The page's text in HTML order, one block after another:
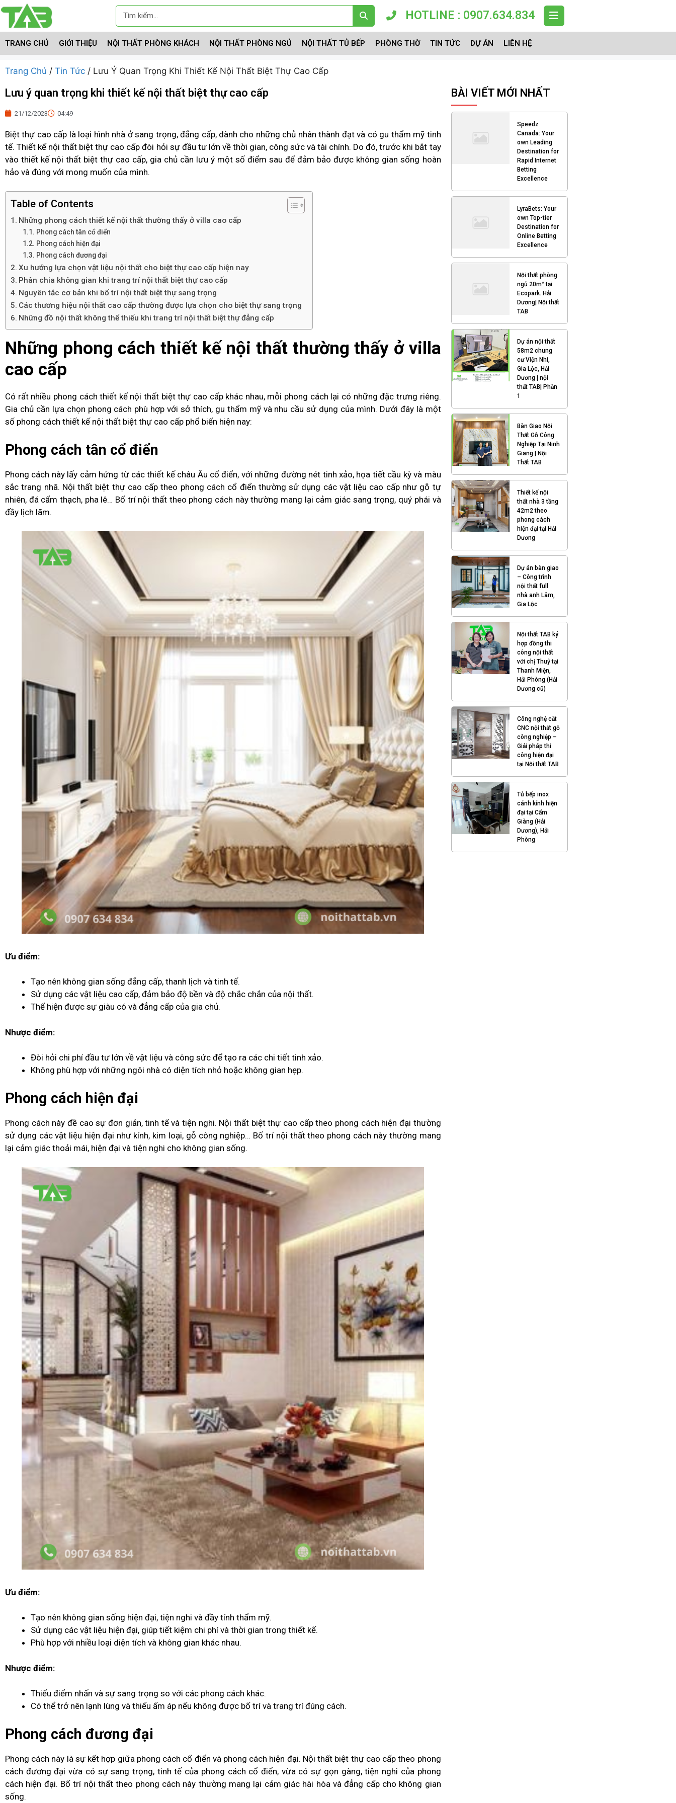
HOTLINE : 0907.634.834
TRANG CHỦ GIỚI THIỆU NỘI THẤT PHÒNG KHÁCH NỘI THẤT PHÒNG NGỦ NỘI THẤT TỦ BẾP PHÒNG THỜ TIN TỨC DỰ ÁN LIÊN HỆ
Trang Chủ / Tin Tức / Lưu Ý Quan Trọng Khi Thiết Kế Nội Thất Biệt Thự Cao Cấp
Lưu ý quan trọng khi thiết kế nội thất biệt thự cao cấp
21/12/2023 04:49
Biệt thự cao cấp là loại hình nhà ở sang trọng, đẳng cấp, dành cho những chủ nhân thành đạt và có gu thẩm mỹ tinh
tế. Thiết kế nội thất biệt thự cao cấp đòi hỏi sự đầu tư lớn về thời gian, công sức và tài chính. Do đó, trước khi bắt tay
vào thiết kế nội thất biệt thự cao cấp, gia chủ cần lưu ý một số điểm sau để đảm bảo được không gian sống hoàn
hảo và đúng với mong muốn của mình.
Table of Contents
Những phong cách thiết kế nội thất thường thấy ở villa cao cấp
Phong cách tân cổ điển
Phong cách hiện đại
Phong cách đương đại
Xu hướng lựa chọn vật liệu nội thất cho biệt thự cao cấp hiện nay
Phân chia không gian khi trang trí nội thất biệt thự cao cấp
Nguyên tắc cơ bản khi bố trí nội thất biệt thự sang trọng
Các thương hiệu nội thất cao cấp thường được lựa chọn cho biệt thự sang trọng
Những đồ nội thất không thể thiếu khi trang trí nội thất biệt thự đẳng cấp
Những phong cách thiết kế nội thất thường thấy ở villa
cao cấp
Có rất nhiều phong cách thiết kế nội thất biệt thự cao cấp khác nhau, mỗi phong cách lại có những đặc trưng riêng.
Gia chủ cần lựa chọn phong cách phù hợp với sở thích, gu thẩm mỹ và nhu cầu sử dụng của mình. Dưới đây là một
số phong cách thiết kế nội thất biệt thự cao cấp phổ biến hiện nay:
Phong cách tân cổ điển
Phong cách này lấy cảm hứng từ các thiết kế châu Âu cổ điển, với những đường nét tinh xảo, họa tiết cầu kỳ và màu
sắc trang nhã. Nội thất biệt thự cao cấp theo phong cách cổ điển thường sử dụng các vật liệu cao cấp như gỗ tự
nhiên, đá cẩm thạch, pha lê… Bố trí nội thất theo phong cách này thường mang lại cảm giác sang trọng, quý phái và
đầy lịch lãm.
Ưu điểm:
Tạo nên không gian sống đẳng cấp, thanh lịch và tinh tế.
Sử dụng các vật liệu cao cấp, đảm bảo độ bền và độ chắc chắn của nội thất.
Thể hiện được sự giàu có và đẳng cấp của gia chủ.
Nhược điểm:
Đòi hỏi chi phí đầu tư lớn về vật liệu và công sức để tạo ra các chi tiết tinh xảo.
Không phù hợp với những ngôi nhà có diện tích nhỏ hoặc không gian hẹp.
Phong cách hiện đại
Phong cách này đề cao sự đơn giản, tinh tế và tiện nghi. Nội thất biệt thự cao cấp theo phong cách hiện đại thường
sử dụng các vật liệu hiện đại như kính, kim loại, gỗ công nghiệp… Bố trí nội thất theo phong cách này thường mang
lại cảm giác thoải mái, hiện đại và tiện nghi cho không gian sống.
Ưu điểm:
Tạo nên không gian sống hiện đại, tiện nghi và đầy tính thẩm mỹ.
Sử dụng các vật liệu hiện đại, giúp tiết kiệm chi phí và thời gian trong thiết kế.
Phù hợp với nhiều loại diện tích và không gian khác nhau.
Nhược điểm:
Thiếu điểm nhấn và sự sang trọng so với các phong cách khác.
Có thể trở nên lạnh lùng và thiếu ấm áp nếu không được bố trí và trang trí đúng cách.
Phong cách đương đại
Phong cách này là sự kết hợp giữa phong cách cổ điển và phong cách hiện đại. Nội thất biệt thự cao cấp theo phong
cách đương đại vừa có sự sang trọng, tinh tế của phong cách cổ điển, vừa có sự gọn gàng, tiện nghi của phong
cách hiện đại. Bố trí nội thất theo phong cách này thường mang lại cảm giác hài hòa và đẳng cấp cho không gian
sống.
BÀI VIẾT MỚI NHẤT
Speedz
Canada: Your
own Leading
Destination for
Rapid Internet
Betting
Excellence
LyraBets: Your
own Top-tier
Destination for
Online Betting
Excellence
Nội thất phòng
ngủ 20m² tại
Ecopark. Hải
Dương| Nội thất
TAB
Dự án nội thất
58m2 chung
cư Viện Nhi,
Gia Lộc, Hải
Dương | nội
thất TAB| Phần
1
Bàn Giao Nội
Thất Gỗ Công
Nghiệp Tại Ninh
Giang | Nội
Thất TAB
Thiết kế nội
thất nhà 3 tầng
42m2 theo
phong cách
hiện đại tại Hải
Dương
Dự án bàn giao
– Công trình
nội thất full
nhà anh Lâm,
Gia Lộc
Nội thất TAB ký
hợp đồng thi
công nội thất
với chị Thuỷ tại
Thanh Miện,
Hải Phòng (Hải
Dương cũ)
Công nghệ cắt
CNC nội thất gỗ
công nghiệp –
Giải pháp thi
công hiện đại
tại Nội thất TAB
Tủ bếp inox
cánh kính hiện
đại tại Cẩm
Giàng (Hải
Dương), Hải
Phòng